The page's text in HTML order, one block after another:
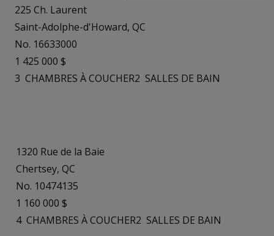
225 Ch. Laurent
Saint-Adolphe-d'Howard, QC
No. 16633000
1 425 000 $
3 CHAMBRES À COUCHER2 SALLES DE BAIN
1320 Rue de la Baie
Chertsey, QC
No. 10474135
1 160 000 $
4 CHAMBRES À COUCHER2 SALLES DE BAIN